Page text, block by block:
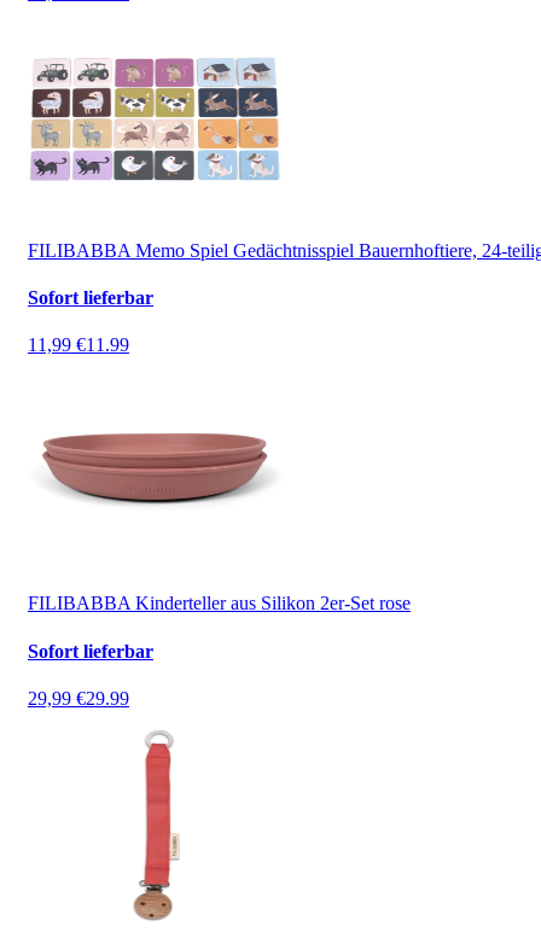
FILIBABBA Memo Spiel Gedächtnisspiel Bauernhoftiere, 24-
Sofort lieferbar
11,99 €11.99
FILIBABBA Kinderteller aus Silikon 2er-Set rose
Sofort lieferbar
29,99 €29.99